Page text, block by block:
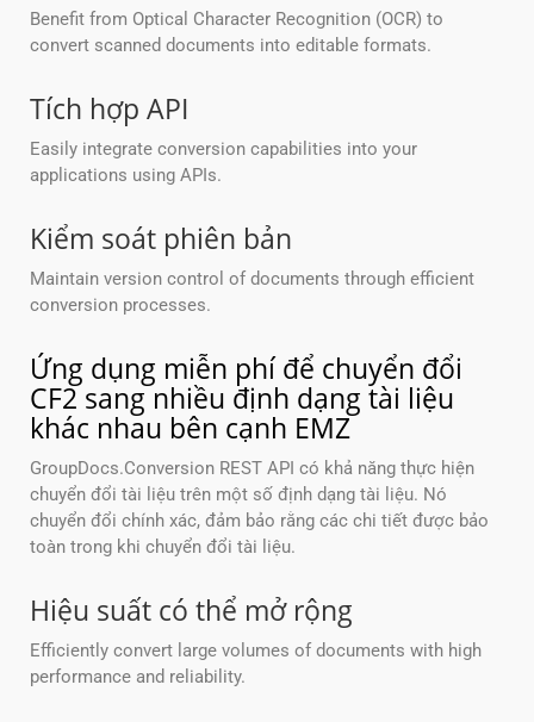
Benefit from Optical Character Recognition (OCR) to
convert scanned documents into editable formats.
Tích hợp API
Easily integrate conversion capabilities into your
applications using APIs.
Kiểm soát phiên bản
Maintain version control of documents through efficient
conversion processes.
Ứng dụng miễn phí để chuyển đổi
CF2 sang nhiều định dạng tài liệu
khác nhau bên cạnh EMZ
GroupDocs.Conversion REST API có khả năng thực hiện
chuyển đổi tài liệu trên một số định dạng tài liệu. Nó
chuyển đổi chính xác, đảm bảo rằng các chi tiết được bảo
toàn trong khi chuyển đổi tài liệu.
Hiệu suất có thể mở rộng
Efficiently convert large volumes of documents with high
performance and reliability.